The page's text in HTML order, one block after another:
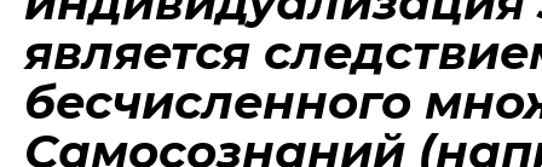
является
бесчисленного
Самосознаний